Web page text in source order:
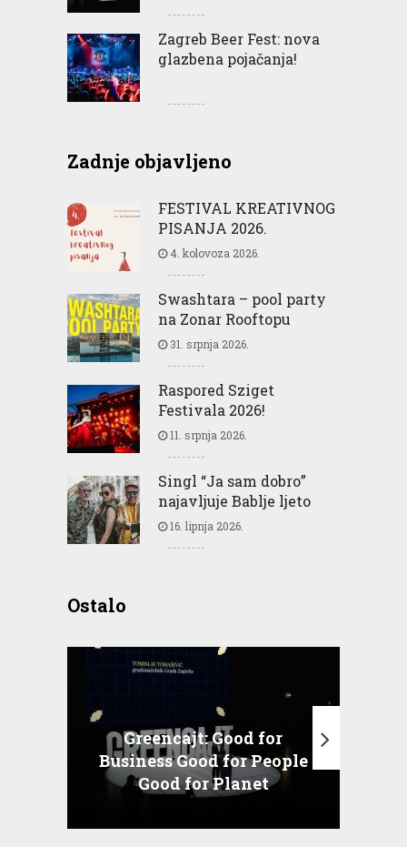
Zagreb Beer Fest: nova
glazbena pojačanja!
Zadnje objavljeno
FESTIVAL KREATIVNOG
PISANJA 2026.
4. kolovoza 2026.
Swashtara – pool party
na Zonar Rooftopu
31. srpnja 2026.
Raspored Sziget
Festivala 2026!
11. srpnja 2026.
Singl “Ja sam dobro”
najavljuje Bablje ljeto
16. lipnja 2026.
Ostalo
Greencajt: Good for
Business Good for People
Good for Planet